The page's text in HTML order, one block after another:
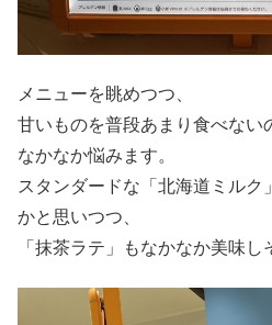
メニューを眺めつつ、
甘いものを普段あまり食べない
なかなか悩みます。
スタンダードな「北海道ミルク
かと思いつつ、
「抹茶ラテ」もなかなか美味